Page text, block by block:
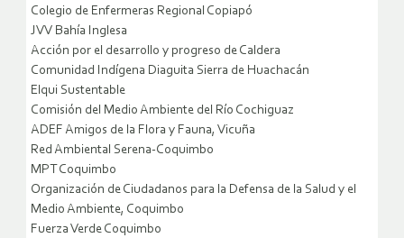
Colegio de Enfermeras Regional Copiapó
JVV Bahía Inglesa
Acción por el desarrollo y progreso de Caldera
Comunidad Indígena Diaguita Sierra de Huachacán
Elqui Sustentable
Comisión del Medio Ambiente del Río Cochiguaz
ADEF Amigos de la Flora y Fauna, Vicuña
Red Ambiental Serena-Coquimbo
MPT Coquimbo
Organización de Ciudadanos para la Defensa de la Salud y el
Medio Ambiente, Coquimbo
Fuerza Verde Coquimbo